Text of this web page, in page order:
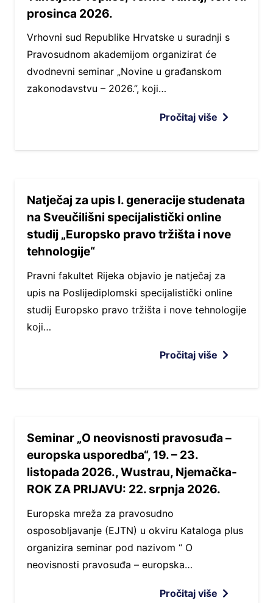
prosinca 2026.
Vrhovni sud Republike Hrvatske u suradnji s
Pravosudnom akademijom organizirat će
dvodnevni seminar „Novine u građanskom
zakonodavstvu – 2026.”, koji…
Pročitaj više
Natječaj za upis I. generacije studenata
na Sveučilišni specijalistički online
studij „Europsko pravo tržišta i nove
tehnologije“
Pravni fakultet Rijeka objavio je natječaj za
upis na Poslijediplomski specijalistički online
studij Europsko pravo tržišta i nove tehnologije
koji…
Pročitaj više
Seminar „O neovisnosti pravosuđa –
europska usporedba“, 19. – 23.
listopada 2026., Wustrau, Njemačka-
ROK ZA PRIJAVU: 22. srpnja 2026.
Europska mreža za pravosudno
osposobljavanje (EJTN) u okviru Kataloga plus
organizira seminar pod nazivom “ O
neovisnosti pravosuđa – europska…
Pročitaj više